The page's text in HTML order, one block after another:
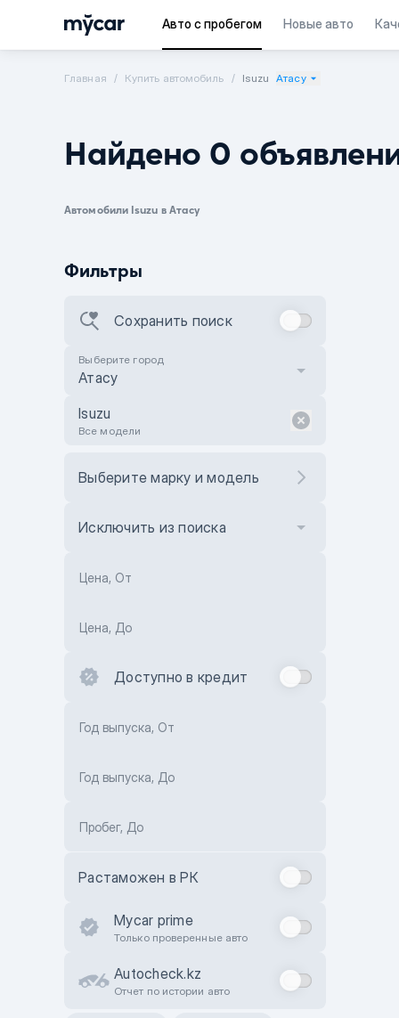
Авто с пробегом Новые авто
Главная Купить автомобиль Isuzu Атасу
Найдено 0
Автомобили Isuzu в Атасу
Фильтры
Сохранить поиск
Выберите город
Атасу
Isuzu
Все модели
Выберите марку и модель
Исключить из поиска
Цена, От
Цена, До
Доступно в кредит
Год выпуска, От
Год выпуска, До
Пробег, До
Растаможен в РК
Mycar prime
Только проверенные авто
Autocheck.kz
Отчет по истории авто